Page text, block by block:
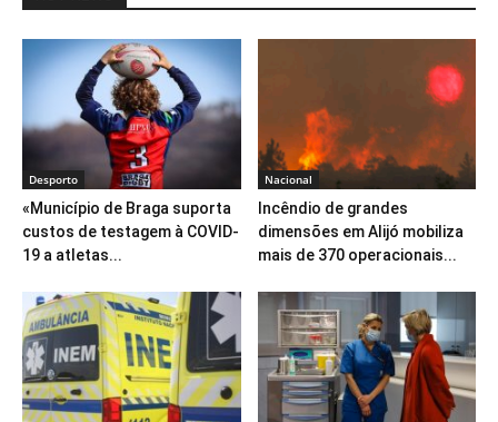
Desporto
«Município de Braga suporta
custos de testagem à COVID-
19 a atletas...
Nacional
Incêndio de grandes
dimensões em Alijó mobiliza
mais de 370 operacionais...